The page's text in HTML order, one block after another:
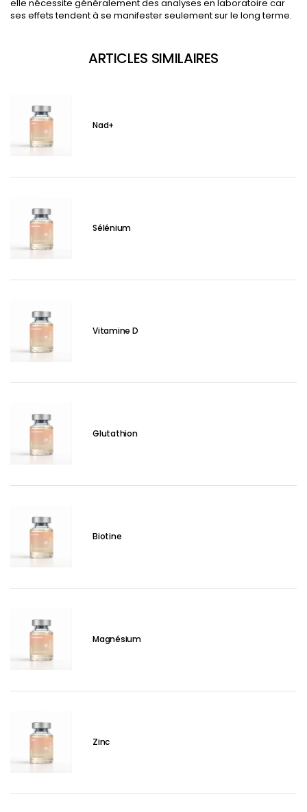
elle nécessite généralement des analyses en laboratoire car
ses effets tendent à se manifester seulement sur le long terme.
ARTICLES SIMILAIRES
Nad+
Sélénium
Vitamine D
Glutathion
Biotine
Magnésium
Zinc